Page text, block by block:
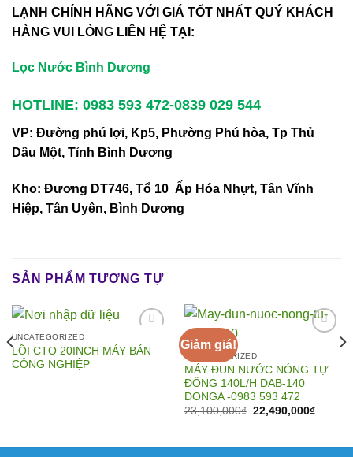
LẠNH CHÍNH HÃNG VỚI GIÁ TỐT NHẤT QUÝ KHÁCH
HÀNG VUI LÒNG LIÊN HỆ TẠI:
Lọc Nước Bình Dương
HOTLINE: 0983 593 472-0839 029 544
VP: Đường phú lợi, Kp5, Phường Phú hòa, Tp Thủ
Dầu Một, Tỉnh Bình Dương
Kho: Đương DT746, Tổ 10 Ấp Hóa Nhựt, Tân Vĩnh
Hiệp, Tân Uyên, Bình Dương
SẢN PHẨM TƯƠNG TỰ
UNCATEGORIZED
LÕI CTO 20INCH MÁY BÁN
CÔNG NGHIỆP
Giảm giá!
Add to
Wishlist
UNCATEGORIZED
MÁY ĐUN NƯỚC NÓNG TỰ
ĐỘNG 140L/H DAB-140
DONGA -0983 593 472
23,100,000₫ Giá
22,490,000₫Giá